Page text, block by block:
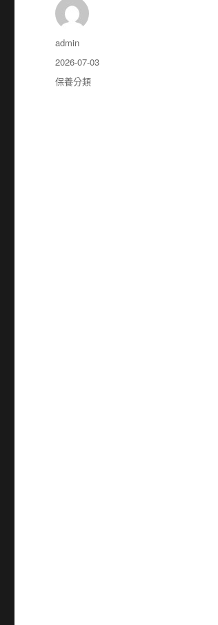
作
者
admin
發
佈
日
2026-07-03
分
保養分類